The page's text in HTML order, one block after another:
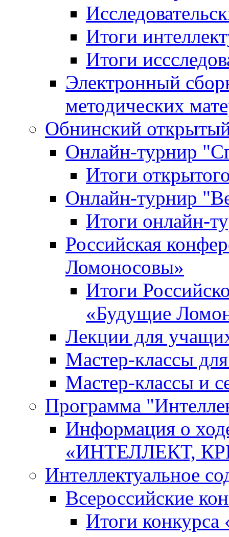
Итоги
Итоги
Электронный
методических
Обнинский
Онлайн-турнир
Итоги
Онлайн-турнир
Итоги онлайн-
Российская
Ломоносовы»
Итоги
«Будущие
Лекции для
Мастер-классы
Мастер-классы и
Программа
Информация о
«ИНТЕЛЛЕКТ,
Интеллектуальное
Всероссийские
Итоги конкурса